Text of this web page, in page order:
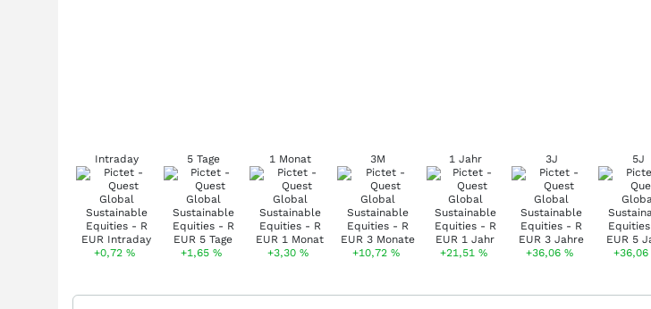
Intraday
+0,72%
5 Tage
+1,65%
1 Monat
+3,30 %
3M
+10,72%
1 Jahr
+21,51 %
3J
+36,06%
5J
+36,06